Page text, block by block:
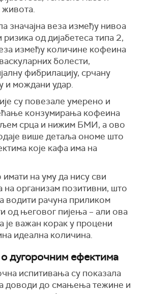
живота.
значајна веза између нивоа
од дијабетеса типа 2,
између количине кофеина
болести,
фибрилацију, срчану
и мождани удар.
су повезале умерено и
конзумирања кофеина
срца и нижим БМИ, а ово
више детаља ономе што
које кафа има на
на уму да нису сви
на организам позитивни, што
водити рачуна приликом
од његовог пијења – али ова
је важан корак у процени
идеална количина.
дугорочним ефектима
испитивања су показала
доводи до смањења тежине и